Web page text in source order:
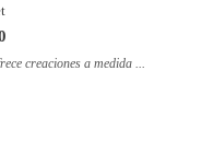
creaciones a medida ...